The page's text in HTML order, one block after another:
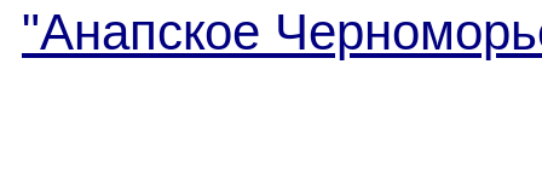
"Анапское